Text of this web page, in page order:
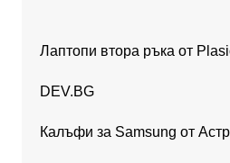
Лаптопи втора ръка от
DEV.BG
Калъфи за Samsung от